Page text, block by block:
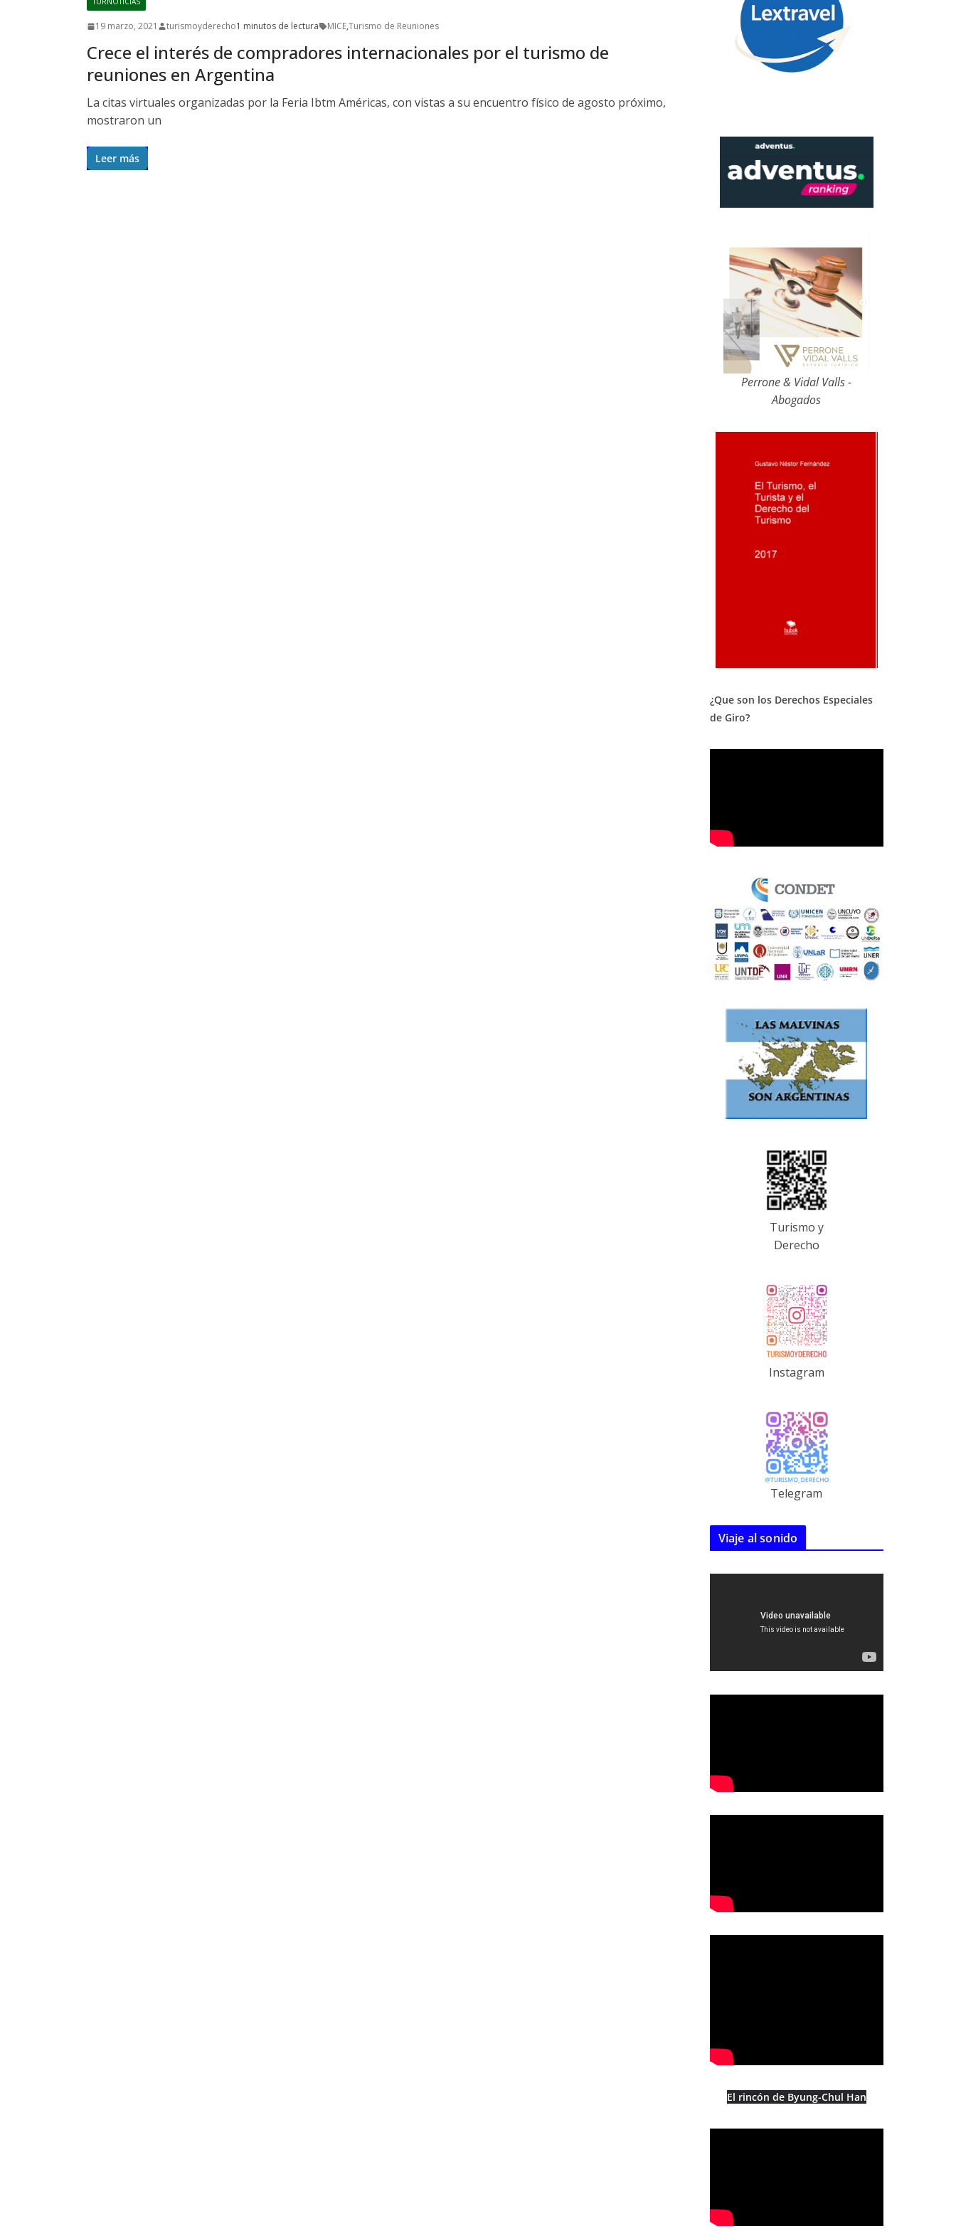
19 marzo, 2021 turismoyderecho1 minutos de lectura MICE,Turismo de Reuniones
Crece el interés de compradores internacionales por el turismo de
reuniones en Argentina
La citas virtuales organizadas por la Feria Ibtm Américas, con vistas a su encuentro físico de agosto próximo,
mostraron un
Leer más
Perrone & Vidal Valls -
Abogados
¿Que son los Derechos Especiales
de Giro?
Turismo y
Derecho
Instagram
Telegram
Viaje al sonido
El rincón de Byung-Chul Han